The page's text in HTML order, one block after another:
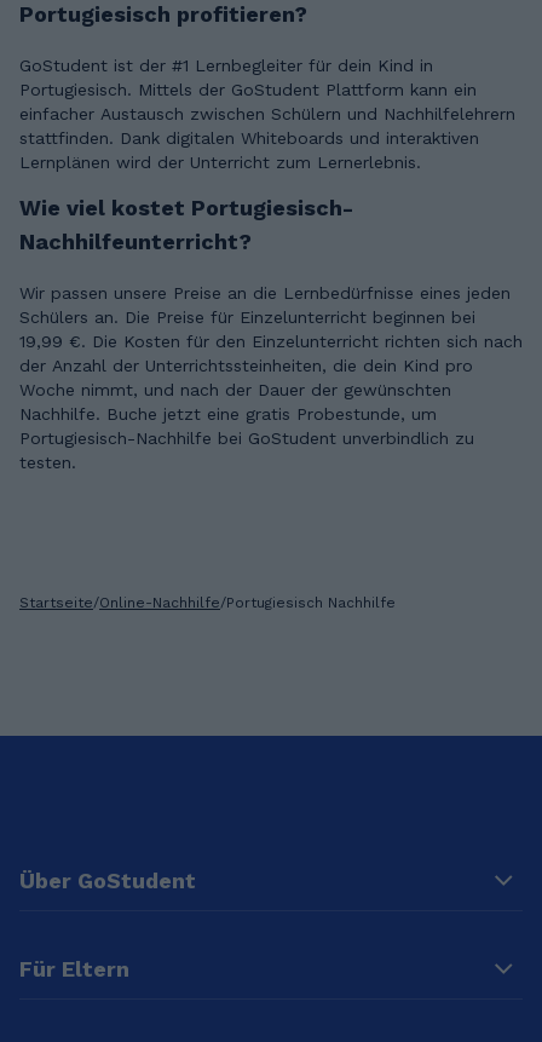
Portugiesisch profitieren?
GoStudent ist der #1 Lernbegleiter für dein Kind in
Portugiesisch. Mittels der GoStudent Plattform kann ein
einfacher Austausch zwischen Schülern und Nachhilfelehrern
stattfinden. Dank digitalen Whiteboards und interaktiven
Lernplänen wird der Unterricht zum Lernerlebnis.
Wie viel kostet Portugiesisch-
Nachhilfeunterricht?
Wir passen unsere Preise an die Lernbedürfnisse eines jeden
Schülers an. Die Preise für Einzelunterricht beginnen bei
19,99 €. Die Kosten für den Einzelunterricht richten sich nach
der Anzahl der Unterrichtssteinheiten, die dein Kind pro
Woche nimmt, und nach der Dauer der gewünschten
Nachhilfe. Buche jetzt eine gratis Probestunde, um
Portugiesisch-Nachhilfe bei GoStudent unverbindlich zu
testen.
Startseite/Online-Nachhilfe/Portugiesisch Nachhilfe
Über GoStudent
Für Eltern